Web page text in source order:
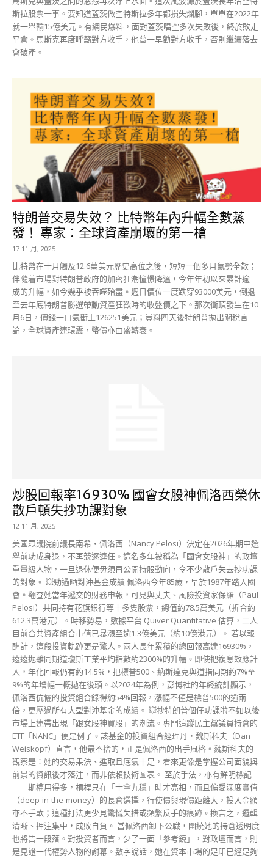
斯拉股票一事。要知道蓋茨做空特斯拉多年都損失爛腳，單單在2022年
就一舉輸15億美元。有網民爆料，面對蓋茨唱空多次失敗後，終於敗走
平倉。馬斯克再度呼籲對方收手，他曾一早勸對方收手，否則繼續落去
會破產。
特朗普交易失效？ 比特幣年內升幅全數蒸
發！ 專家：全球資產崩壞的第一槍
17 11 月, 2025
比特幣在十月觸及12.6萬美元歷史高位之後，短短一個多月氣勢全散；
伴隨着市場對特朗普政府的加密狂潮憧憬降溫，今年年初以來累計逾三
成的升幅，如今幾乎被吞噬殆盡。週日價位一度跌穿93000美元，倒退
至去年底特朗普勝選帶動資產狂歡時的收盤價之下。那次衝頂發生在10
月6日，價錢一口氣衝上126251美元；豈料四天後特朗普拋出關稅言
論，全球資產連環震，幣價亦由盛轉衰。
炒股回報率16930% 國會女股神佩洛西榮休
散戶頓失抄功課對象
12 11 月, 2025
美國眾議院前議長南希・佩洛西（Nancy Pelosi）決定在2026年期中選
舉前功成身退，不再競逐連任。這名多年被稱為「國會女股神」的政壇
重量級人物，一旦退休便毋須再公開持股動向，令不少散戶失去抄功課
的對象。 💥勁過晒對沖基金成績 佩洛西今年85歲，早於1987年踏入國
會。翻查她當年遞交的財務申報，可見與丈夫、風險投資家保羅（Paul
Pelosi）共同持有花旗銀行等十多隻股票，總值約78.5萬美元（折合約
612.3萬港元）。時移勢易，數據平台 Quiver Quantitative 估算，二人
目前合共資產組合市值已暴漲至逾1.3億美元（約10億港元）。 若以報
酬計，這段投資軌跡更是驚人。兩人長年累積的總回報高達16930%，
遠遠拋離同期道瓊斯工業平均指數約2300%的升幅。即使把複息效應計
入，年化回報仍有約14.5%，把標普500、納斯達克與道指同期約7%至
9%的年增幅一概拋在後頭。以2024年為例，彭博社的年終統計顯示，
佩洛西伉儷的投資組合錄得約54%回報，漲幅不僅是標普500的逾兩
倍，更壓過所有大型對沖基金的成績。 💥抄特朗普個仔功課啦不如以後
市場上連帶出現「跟女股神買股」的潮流。專門追蹤民主黨議員持倉的
ETF「NANC」便是例子。該基金的投資組合經理丹・魏斯科夫（Dan
Weiskopf）直言，他最不捨的，正是佩洛西的出手風格。魏斯科夫的
觀察是：她的交易果決、進取且底氣十足，看來更像是掌握公司面貌與
前景的資訊後才落注，而非依賴技術圖表。 至於手法，亦有鮮明標記
——期權用得多，槓桿只在「十拿九穩」時才亮相，而且偏愛深度實值
（deep-in-the-money）的長倉選擇，行使價與現價距離大，投入金額
亦不手軟；這種打法更少見驚慌失措或頻繁反手的痕跡。換言之，邏輯
清晰、押注集中，成敗自負。 當佩洛西卸下公職，圍繞她的持倉透明度
也將告一段落。對投資者而言，少了一面「參考鏡」，對政壇而言，則
是見證一代權勢人物的謝幕。數字說話，她在資本市場的足印已經足夠